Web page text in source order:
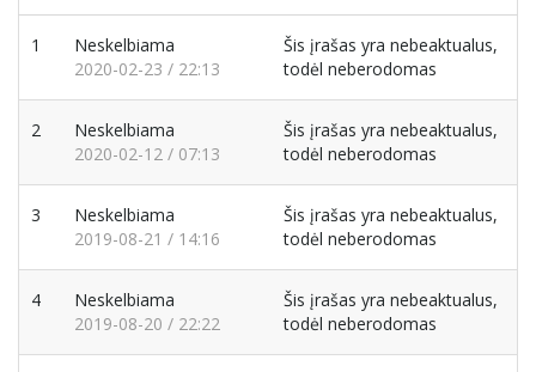
1
Neskelbiama
2020-02-23 / 22:13
Šis įrašas yra nebeaktualus,
todėl neberodomas
2
Neskelbiama
2020-02-12 / 07:13
Šis įrašas yra nebeaktualus,
todėl neberodomas
3
Neskelbiama
2019-08-21 / 14:16
Šis įrašas yra nebeaktualus,
todėl neberodomas
4
Neskelbiama
2019-08-20 / 22:22
Šis įrašas yra nebeaktualus,
todėl neberodomas